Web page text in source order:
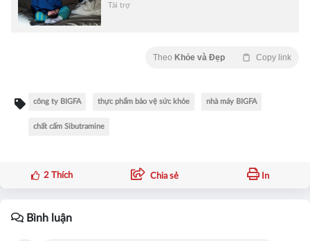
Tài trợ
Theo Khỏe và Đẹp Copy link
công ty BIGFA thực phẩm bảo vệ sức khỏe nhà máy BIGFA
chất cấm Sibutramine
2Thích Chia sẻ In
Bình luận